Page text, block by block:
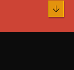
Media embeds